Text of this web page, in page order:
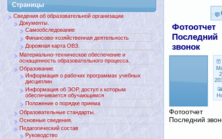
Фотоотчет
Последний
звонок
Фотоотчет
Последний
Страницы
Сведения об образовательной организации
Документы.
Самообследование
Финансово-хозяйственная деятельность
Дорожная карта ОВЗ.
Материально-техническое обеспечение и
оснащенность образовательного процесса.
Образование.
Информация о рабочих программах учебных
дисциплин
Информация об ЭОР, доступ к которым
обеспечивается обучающимся
Положение о порядке приема
Образовательные стандарты.
Основные сведения.
Педагогический состав
Руководство